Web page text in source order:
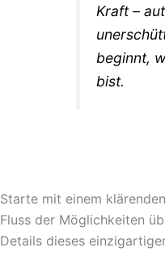
Kraft –
beginnt,
bist.
Starte mit einem
Fluss der Möglichkeiten
Details dieses